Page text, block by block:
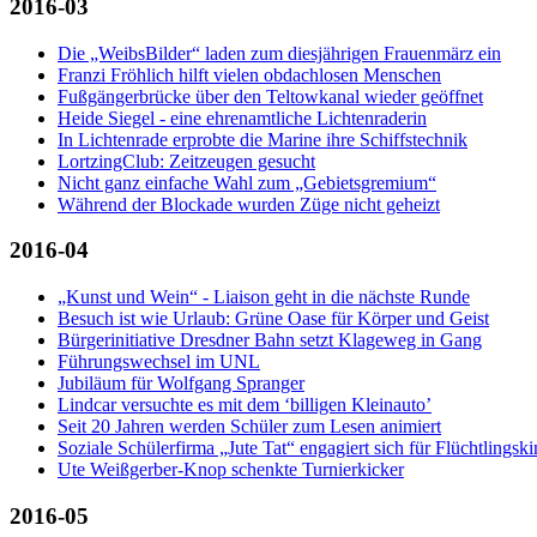
2016-03
Die „WeibsBilder“ laden zum diesjährigen Frauenmärz ein
Franzi Fröhlich hilft vielen obdachlosen Menschen
Fußgängerbrücke über den Teltowkanal wieder geöffnet
Heide Siegel - eine ehrenamtliche Lichtenraderin
In Lichtenrade erprobte die Marine ihre Schiffstechnik
LortzingClub: Zeitzeugen gesucht
Nicht ganz einfache Wahl zum „Gebietsgremium“
Während der Blockade wurden Züge nicht geheizt
2016-04
„Kunst und Wein“ - Liaison geht in die nächste Runde
Besuch ist wie Urlaub: Grüne Oase für Körper und Geist
Bürgerinitiative Dresdner Bahn setzt Klageweg in Gang
Führungswechsel im UNL
Jubiläum für Wolfgang Spranger
Lindcar versuchte es mit dem ‘billigen Kleinauto’
Seit 20 Jahren werden Schüler zum Lesen animiert
Soziale Schülerfirma „Jute Tat“ engagiert sich für
Ute Weißgerber-Knop schenkte Turnierkicker
2016-05